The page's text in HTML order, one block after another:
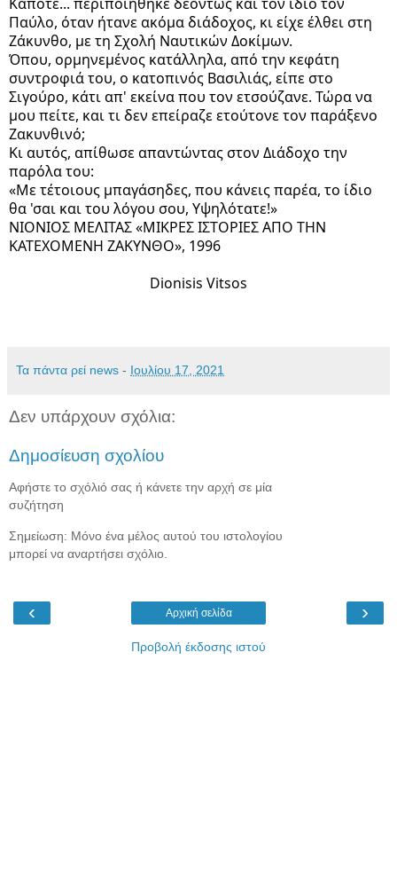
Κάποτε... περιποιήθηκε δεόντως και τον ίδιο τον
Παύλο, όταν ήτανε ακόμα διάδοχος, κι είχε έλθει στη
Ζάκυνθο, με τη Σχολή Ναυτικών Δοκίμων.
Όπου, ορμηνεμένος κατάλληλα, από την κεφάτη
συντροφιά του, ο κατοπινός Βασιλιάς, είπε στο
Σιγούρο, κάτι απ' εκείνα που τον ετσούζανε. Τώρα να
μου πείτε, και τι δεν επείραζε ετούτονε τον παράξενο
Ζακυνθινό;
Κι αυτός, απίθωσε απαντώντας στον Διάδοχο την
παρόλα του:
«Με τέτοιους μπαγάσηδες, που κάνεις παρέα, το ίδιο
θα 'σαι και του λόγου σου, Υψηλότατε!»
ΝΙΟΝΙΟΣ ΜΕΛΙΤΑΣ «ΜΙΚΡΕΣ ΙΣΤΟΡΙΕΣ ΑΠΟ ΤΗΝ
ΚΑΤΕΧΟΜΕΝΗ ΖΑΚΥΝΘΟ», 1996
Dionisis Vitsos
Τα πάντα ρεί news - Ιουλίου 17, 2021
Δεν υπάρχουν σχόλια:
Δημοσίευση σχολίου
Αφήστε το σχόλιό σας ή κάνετε την αρχή σε μία
συζήτηση
Σημείωση: Μόνο ένα μέλος αυτού του ιστολογίου
μπορεί να αναρτήσει σχόλιο.
‹ ›
Αρχική σελίδα
Προβολή έκδοσης ιστού